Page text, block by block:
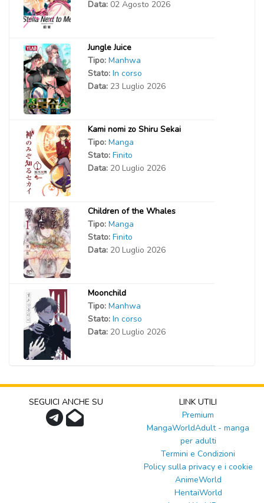
Data: 02 Agosto 2026
Jungle Juice
Tipo: Manhwa
Stato: In corso
Data: 23 Luglio 2026
Kami nomi zo Shiru Sekai
Tipo: Manga
Stato: Finito
Data: 20 Luglio 2026
Children of the Whales
Tipo: Manga
Stato: Finito
Data: 20 Luglio 2026
Moonchild
Tipo: Manhwa
Stato: In corso
Data: 20 Luglio 2026
SEGUICI ANCHE SU
LINK UTILI
Premium
MangaWorldAdult - manga
per adulti
Termini e Condizioni
Policy sulla privacy e i cookie
AnimeWorld
HentaiWorld